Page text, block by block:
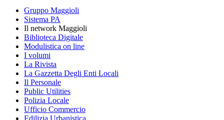
Gruppo Maggioli
Sistema PA
Il network Maggioli
Biblioteca Digitale
Modulistica on line
I volumi
La Rivista
La Gazzetta Degli Enti Locali
Il Personale
Public Utilities
Polizia Locale
Ufficio Commercio